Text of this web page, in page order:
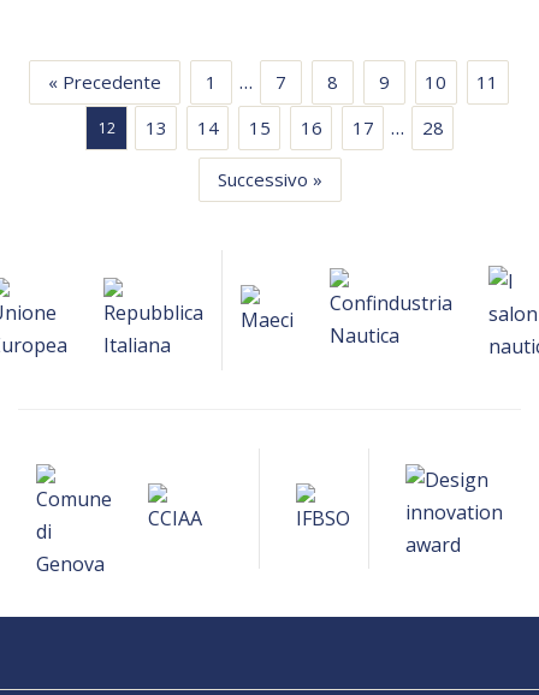
« Precedente 1 … 7 8 9 10 11
12 13 14 15 16 17 … 28
Successivo »